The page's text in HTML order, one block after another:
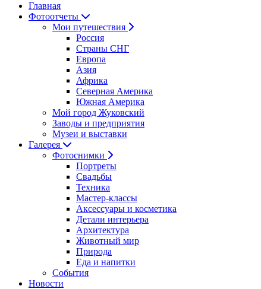
Главная
Фотоотчеты
Мои путешествия
Россия
Страны СНГ
Европа
Азия
Африка
Северная Америка
Южная Америка
Мой город Жуковский
Заводы и предприятия
Музеи и выставки
Галерея
Фотоснимки
Портреты
Свадьбы
Техника
Мастер-классы
Аксессуары и косметика
Детали интерьера
Архитектура
Животный мир
Природа
Еда и напитки
События
Новости